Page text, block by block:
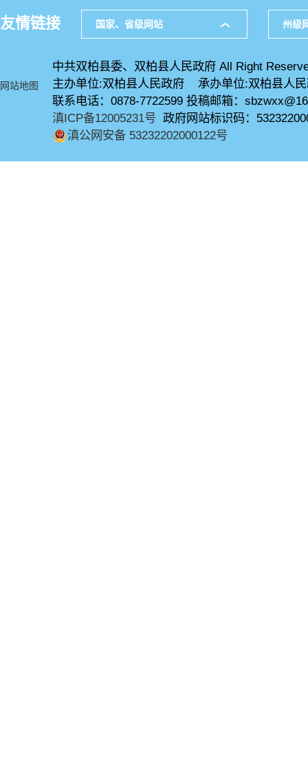
友情链接 国家、省级网站 州级
网站地图
中共双柏县委、双柏县人民政府 All Right
主办单位:双柏县人民政府 承办单位:双柏县人
联系电话：0878-7722599 投稿邮箱：
滇ICP备12005231号 政府网站标识码：
滇公网安备 53232202000122号